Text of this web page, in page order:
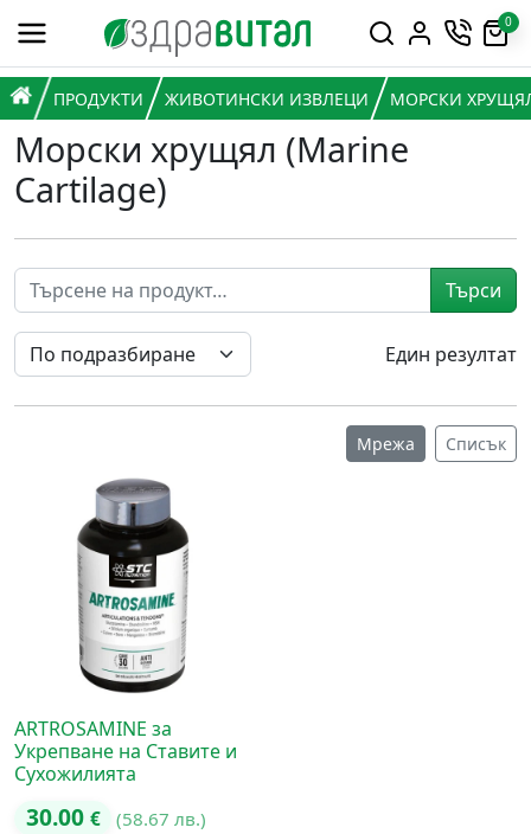
Премини към съдържанието
Горна навигация
0
Главна навигация
НАЧАЛО
ПРОДУКТИ ЖИВОТИНСКИ ИЗВЛЕЦИ МОРСКИ ХРУЩЯЛ
Морски хрущял (Marine
Cartilage)
Един резултат
Търси
Мрежа Списък
ARTROSAMINE за
Укрепване на Ставите и
Сухожилията
30.00 € (58.67 лв.)